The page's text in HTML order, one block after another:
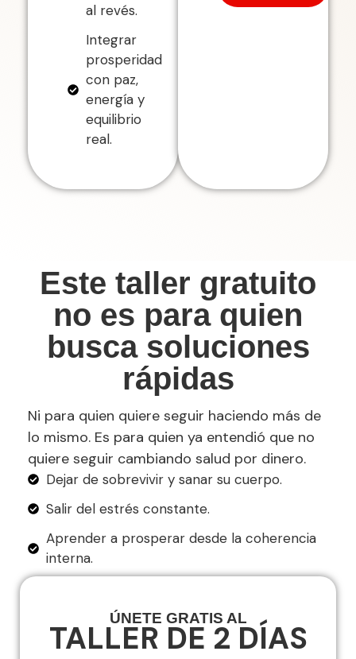
al revés.
Integrar
prosperidad
con paz,
energía y
equilibrio
real.
Este taller gratuito
no es para quien
busca soluciones
rápidas
Ni para quien quiere seguir haciendo más de
lo mismo. Es para quien ya entendió que no
quiere seguir cambiando salud por dinero.
Dejar de sobrevivir y sanar su cuerpo.
Salir del estrés constante.
Aprender a prosperar desde la coherencia
interna.
ÚNETE GRATIS AL
TALLER DE 2 DÍAS